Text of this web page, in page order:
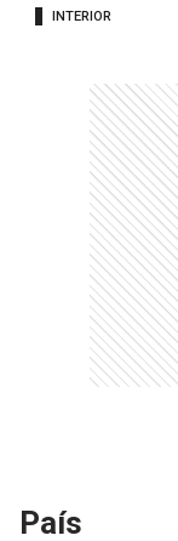
INTERIOR
País